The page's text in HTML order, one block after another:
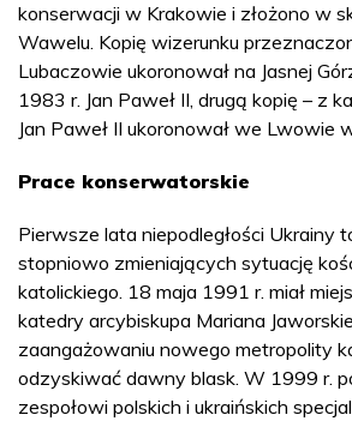
konserwacji w Krakowie i złożono w
Wawelu. Kopię wizerunku
Lubaczowie ukoronował na Jasnej
1983 r. Jan Paweł II, drugą kopię – z
Jan Paweł II ukoronował we Lwowie
Prace konserwatorskie
Pierwsze lata niepodległości Ukrainy
stopniowo zmieniających sytuację
katolickiego. 18 maja 1991 r. miał
katedry arcybiskupa Mariana
zaangażowaniu nowego metropolity
odzyskiwać dawny blask. W 1999 r.
zespołowi polskich i ukraińskich